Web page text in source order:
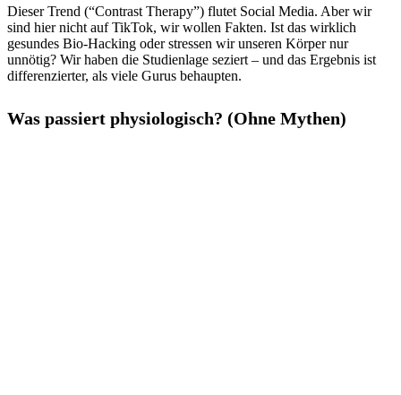
Dieser Trend (“Contrast Therapy”) flutet Social Media. Aber wir
sind hier nicht auf TikTok, wir wollen Fakten. Ist das wirklich
gesundes Bio-Hacking oder stressen wir unseren Körper nur
unnötig? Wir haben die Studienlage seziert – und das Ergebnis ist
differenzierter, als viele Gurus behaupten.
Was passiert physiologisch? (Ohne Mythen)